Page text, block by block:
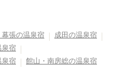
張の温泉宿
成田の温泉宿
泉宿
泉宿
館山・南房総の温泉宿